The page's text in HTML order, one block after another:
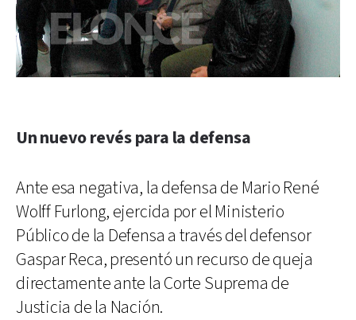
Un nuevo revés para la defensa
Ante esa negativa, la defensa de Mario René
Wolff Furlong, ejercida por el Ministerio
Público de la Defensa a través del defensor
Gaspar Reca, presentó un recurso de queja
directamente ante la Corte Suprema de
Justicia de la Nación.